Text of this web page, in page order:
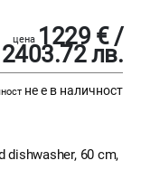
цена 1229 € /
2403.72 лв.
не е в наличност
dishwasher, 60 cm,